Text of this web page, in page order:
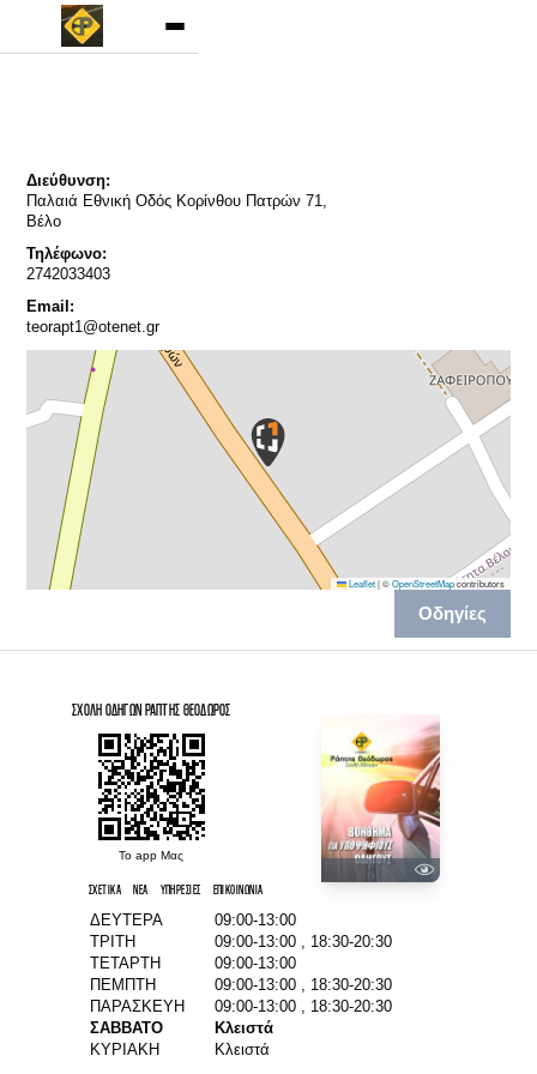
Διεύθυνση:
Παλαιά Εθνική Οδός Κορίνθου Πατρών 71,
Βέλο
Τηλέφωνο:
2742033403
Email:
teorapt1@otenet.gr
Leaflet |©OpenStreetMapcontributors
Οδηγίες
ΣΧΟΛΉ ΟΔΗΓΏΝ ΡΆΠΤΗΣ ΘΕΌΔΩΡΟΣ
Το app Μας
ΣΧΕΤΙΚΆ ΝΈΑ ΥΠΗΡΕΣΊΕΣ
ΕΠΙΚΟΙΝΩΝΊΑ
ΔΕΥΤΕΡΑ
09:00-13:00
ΤΡΙΤΗ
09:00-13:00
18:30-20:30
ΤΕΤΑΡΤΗ
09:00-13:00
ΠΕΜΠΤΗ
09:00-13:00
18:30-20:30
ΠΑΡΑΣΚΕΥΗ
09:00-13:00
18:30-20:30
ΣΑΒΒΑΤΟ
Κλειστά
ΚΥΡΙΑΚΗ
Κλειστά